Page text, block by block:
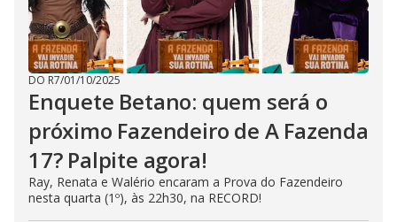
DO R7/01/10/2025
Enquete Betano: quem será o
próximo Fazendeiro de A Fazenda
17? Palpite agora!
Ray, Renata e Walério encaram a Prova do Fazendeiro
nesta quarta (1º), às 22h30, na RECORD!